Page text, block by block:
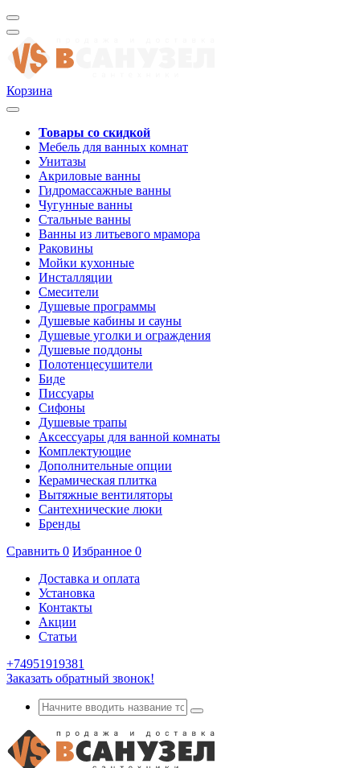
Корзина
Товары со скидкой
Мебель для ванных комнат
Унитазы
Акриловые ванны
Гидромассажные ванны
Чугунные ванны
Стальные ванны
Ванны из литьевого мрамора
Раковины
Мойки кухонные
Инсталляции
Смесители
Душевые программы
Душевые кабины и сауны
Душевые уголки и ограждения
Душевые поддоны
Полотенцесушители
Биде
Писсуары
Сифоны
Душевые трапы
Аксессуары для ванной комнаты
Комплектующие
Дополнительные опции
Керамическая плитка
Вытяжные вентиляторы
Сантехнические люки
Бренды
Сравнить 0 Избранное 0
Доставка и оплата
Установка
Контакты
Акции
Статьи
+74951919381
Заказать обратный звонок!